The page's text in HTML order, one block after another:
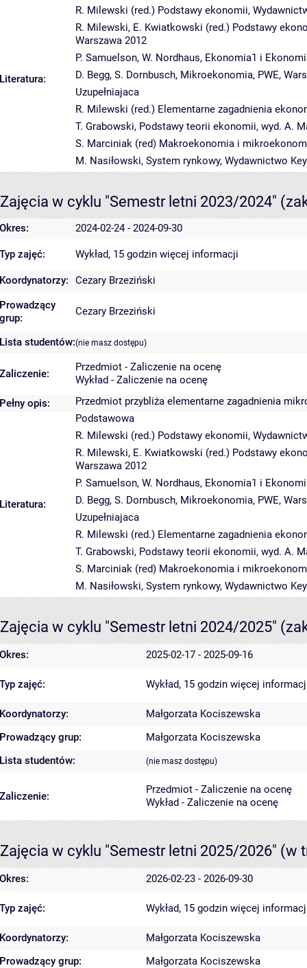
Literatura:
R. Milewski (red.) Podstawy ekonomii,
R. Milewski, E. Kwiatkowski (red.) Podstawy
Warszawa 2012
P. Samuelson, W. Nordhaus, Ekonomia1 i
D. Begg, S. Dornbusch, Mikroekonomia, PWE,
Uzupełniajaca
R. Milewski (red.) Elementarne zagadnienia
T. Grabowski, Podstawy teorii ekonomii, wyd. A.
S. Marciniak (red) Makroekonomia i
M. Nasiłowski, System rynkowy, Wydawnictwo
Zajęcia w cyklu "Semestr letni 2023/2024"
Okres: 2024-02-24 - 2024-09-30
Typ zajęć: Wykład, 15 godzin więcej informacji
Koordynatorzy:
Cezary Brzeziński
Prowadzący
grup:
Cezary Brzeziński
Lista studentów:(nie masz dostępu)
Zaliczenie:
Przedmiot - Zaliczenie na ocenę
Wykład - Zaliczenie na ocenę
Pełny opis:
Przedmiot przybliża elementarne zagadnienia
Literatura:
Podstawowa
R. Milewski (red.) Podstawy ekonomii,
R. Milewski, E. Kwiatkowski (red.) Podstawy
Warszawa 2012
P. Samuelson, W. Nordhaus, Ekonomia1 i
D. Begg, S. Dornbusch, Mikroekonomia, PWE,
Uzupełniajaca
R. Milewski (red.) Elementarne zagadnienia
T. Grabowski, Podstawy teorii ekonomii, wyd. A.
S. Marciniak (red) Makroekonomia i
M. Nasiłowski, System rynkowy, Wydawnictwo
Zajęcia w cyklu "Semestr letni 2024/2025"
Okres: 2025-02-17 - 2025-09-16
Typ zajęć: Wykład, 15 godzin więcej
Koordynatorzy:
Małgorzata Kociszewska
Prowadzący grup:
Małgorzata Kociszewska
Lista studentów:
(nie masz dostępu)
Zaliczenie:
Przedmiot - Zaliczenie na ocenę
Wykład - Zaliczenie na ocenę
Zajęcia w cyklu "Semestr letni 2025/2026" (w
Okres: 2026-02-23 - 2026-09-30
Typ zajęć: Wykład, 15 godzin więcej
Koordynatorzy:
Małgorzata Kociszewska
Prowadzący grup:
Małgorzata Kociszewska